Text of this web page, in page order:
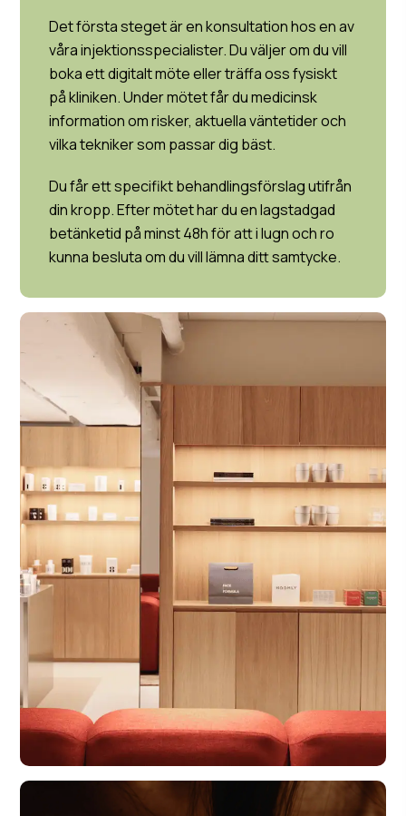
Det första steget är en konsultation hos en av
våra injektionsspecialister. Du väljer om du vill
boka ett digitalt möte eller träffa oss fysiskt
på kliniken. Under mötet får du medicinsk
information om risker, aktuella väntetider och
vilka tekniker som passar dig bäst.
Du får ett specifikt behandlingsförslag utifrån
din kropp. Efter mötet har du en lagstadgad
betänketid på minst 48h för att i lugn och ro
kunna besluta om du vill lämna ditt samtycke.